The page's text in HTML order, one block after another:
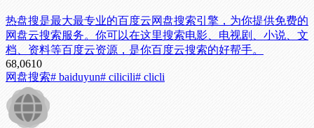
热盘搜是最大最专业的百度云网盘搜索引擎，为你提供免费的
网盘云搜索服务。你可以在这里搜索电影、电视剧、小说、文
档、资料等百度云资源，是你百度云搜索的好帮手。
68,0610
网盘搜索# baiduyun# cilicili# clicli